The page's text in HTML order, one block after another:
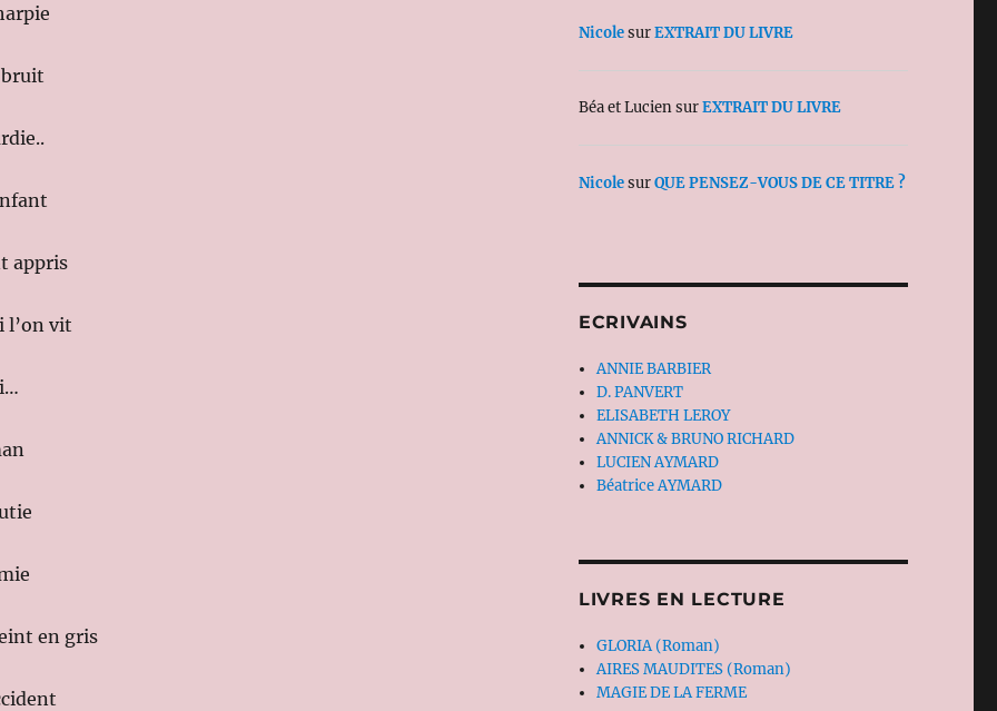
bruit
appris
l’on vit
en gris
NicolesurEXTRAIT DU LIVRE
Béa et LuciensurEXTRAIT DU LIVRE
NicolesurQUE PENSEZ-VOUS DE CE TITRE ?
ECRIVAINS
ANNIE BARBIER
D. PANVERT
ELISABETH LEROY
ANNICK & BRUNO RICHARD
LUCIEN AYMARD
Béatrice AYMARD
LIVRES EN LECTURE
GLORIA (Roman)
AIRES MAUDITES (Roman)
MAGIE DE LA FERME